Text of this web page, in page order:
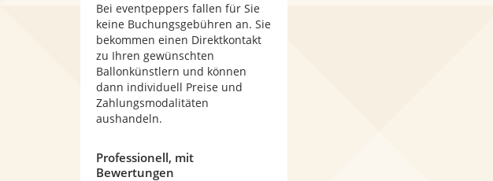
Bei eventpeppers fallen für Sie
keine Buchungsgebühren an. Sie
bekommen einen Direktkontakt
zu Ihren gewünschten
Ballonkünstlern und können
dann individuell Preise und
Zahlungsmodalitäten
aushandeln.
Professionell, mit
Bewertungen